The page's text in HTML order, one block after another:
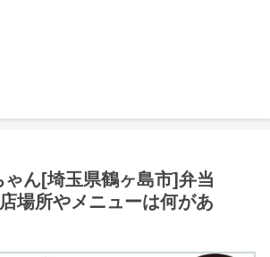
ゃん[埼玉県鶴ヶ島市]弁当
場所やメニューは何があ